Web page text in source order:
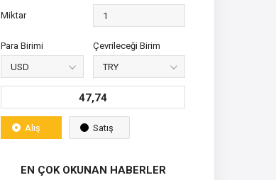
Miktar
Para Birimi Çevrileceği Birim
47,74
Alış Satış
EN ÇOK OKUNAN HABERLER